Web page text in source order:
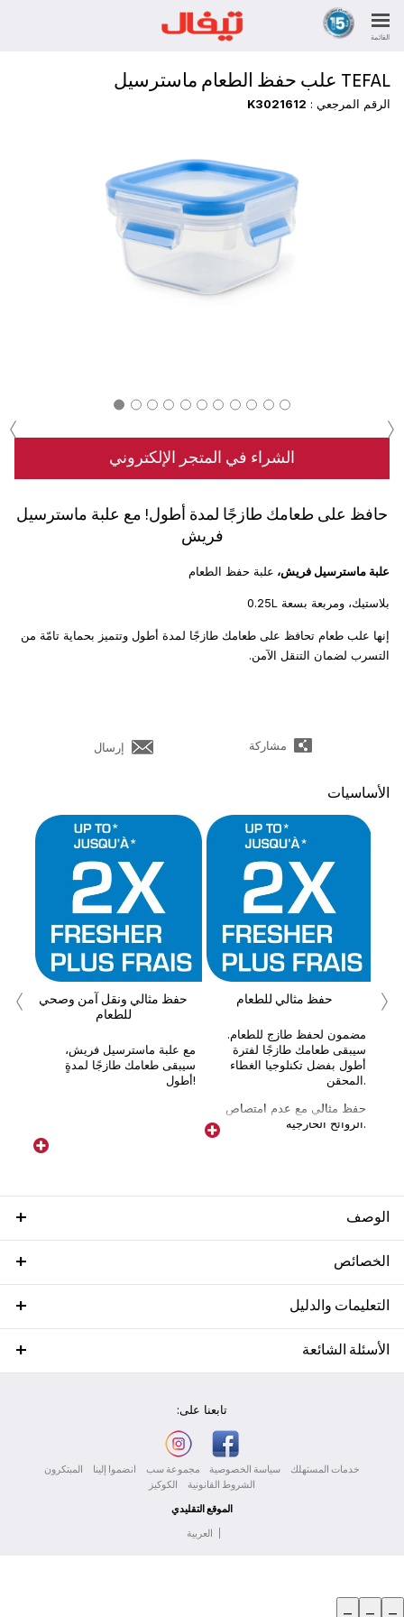
القائمة
TEFAL علب حفظ الطعام ماسترسيل
الرقم المرجعي : K3021612
‹ › الشراء في المتجر الإلكتروني
حافظ على طعامك طازجًا لمدة أطول! مع علبة ماسترسيل
فريش
علبة ماسترسيل فريش، علبة حفظ الطعام
بلاستيك، ومربعة بسعة 0.25L
إنها علب طعام تحافظ على طعامك طازجًا لمدة أطول وتتميز بحماية تامّة من
التسرب لضمان التنقل الآمن.
مشاركة إرسال
الأساسيات
حفظ مثالي ونقل آمن وصحي
للطعام
مع علبة ماسترسيل فريش،
سيبقى طعامك طازجًا لمدةٍ
أطول!
حفظ مثالي للطعام
مضمون لحفظ طازج للطعام.
سيبقى طعامك طازجًا لفترة
أطول بفضل تكنلوجيا الغطاء
المحقن.
حفظ مثالي مع عدم امتصاص
الروائح الخارجية.
‹ ›
الوصف
الخصائص
التعليمات والدليل
الأسئلة الشائعة
تابعنا على:
خدمات المستهلك سياسة الخصوصية مجموعة سب انضموا إلينا
المبتكرون
الشروط القانونية
الكوكيز
الموقع التقليدي
العربية